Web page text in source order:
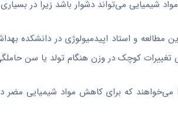
شیمیایی می‌تواند دشوار باشد زیرا در
مطالعه و استاد اپیدمیولوژی در دانشکده
تغییرات کوچک در وزن هنگام تولد یا سن
که برای کاهش مواد شیمیایی مضر